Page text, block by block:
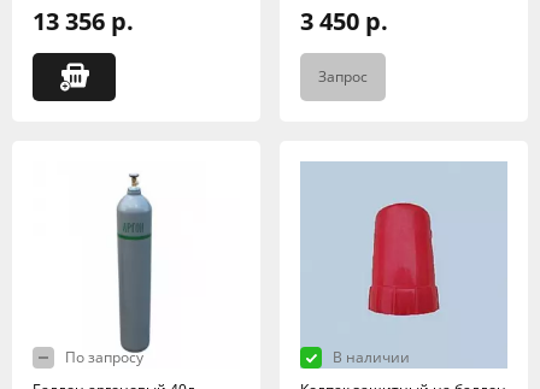
13 356 р. 3 450 р.
Запрос
По запросу
В наличии